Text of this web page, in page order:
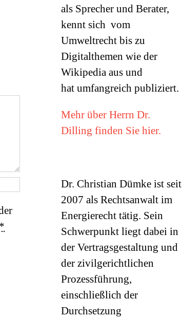
*
als Sprecher und Berater,
kennt sich vom
Umweltrecht bis zu
Digitalthemen wie der
Wikipedia aus und
hat umfangreich publiziert.
Mehr über Herrn Dr.
Dilling finden Sie hier.
Dr. Christian Dümke ist seit
2007 als Rechtsanwalt im
Energierecht tätig. Sein
Schwerpunkt liegt dabei in
der Vertragsgestaltung und
der zivilgerichtlichen
Prozessführung,
einschließlich der
Durchsetzung